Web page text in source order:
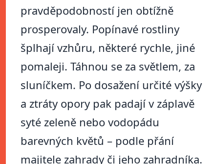
pravděpodobností jen obtížně
prosperovaly. Popínavé rostliny
šplhají vzhůru, některé rychle, jiné
pomaleji. Táhnou se za světlem, za
sluníčkem. Po dosažení určité výšky
a ztráty opory pak padají v záplavě
syté zeleně nebo vodopádu
barevných květů – podle přání
majitele zahrady či jeho zahradníka.